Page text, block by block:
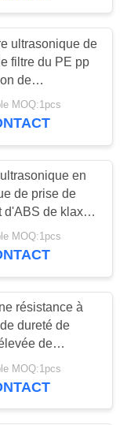
90
ultrasonique de
filtre du PE pp
de
d'alliage
MOQ:1pcs
en
de prise de
d'ABS de klaxon
1500W
MOQ:1pcs
résistance à
dureté de
de
ultrasonore M8
vis
MOQ:1pcs